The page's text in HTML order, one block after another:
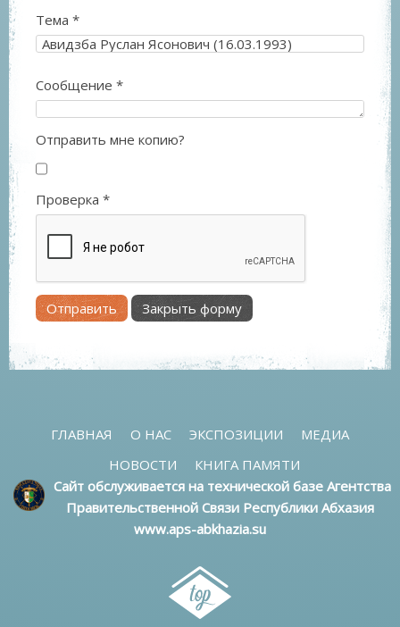
Тема *
Сообщение *
Отправить мне копию?
Проверка *
Отправить Закрыть форму
ГЛАВНАЯ О НАС ЭКСПОЗИЦИИ
МЕДИА
НОВОСТИ
КНИГА ПАМЯТИ
Сайт обслуживается на технической базе Агентства
Правительственной Связи Республики Абхазия
www.aps-abkhazia.su